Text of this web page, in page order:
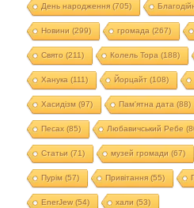
День народження(705)
Новини (299) громада (267)
Свято (211) Колель Тора (188)
Ханука (111) Йорцайт (108)
Хасидізм (97) Пам'ятна дата (88)
Песах(85) Любавичський Ребе
Статьи (71) музей громади (67)
Пурім (57) Привітання(55)
EnerJew(54) хали (53)